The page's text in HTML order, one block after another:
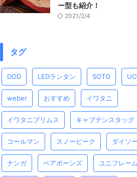
ー型も紹介！
2021/2/4
タグ
DOD LEDランタン SOTO
weber おすすめ イワタニ
イワタニプリムス キャプテンスタッグ
コールマン スノーピーク ダイソー
ナンガ ベアボーンズ ユニフレーム